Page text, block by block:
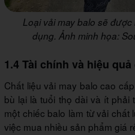
Loại vải may balo sẽ
dụng. Ảnh minh họa:
1.4 Tài chính và hiệu
Chất liệu vải may balo cao
bù lại là tuổi thọ dài và ít phải
một chiếc balo làm từ vải
việc mua nhiều sản phẩm giá